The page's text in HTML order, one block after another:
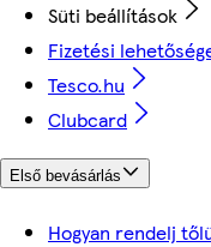
Süti beállítások
Fizetési
Tesco.hu
Clubcard
Első bevásárlás
Hogyan rendelj